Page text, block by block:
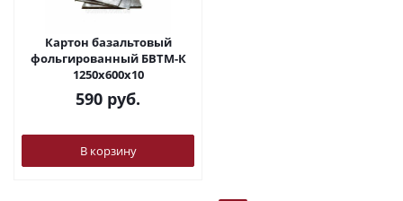
Картон базальтовый
фольгированный БВТМ-К
1250х600х10
590 руб.
В корзину